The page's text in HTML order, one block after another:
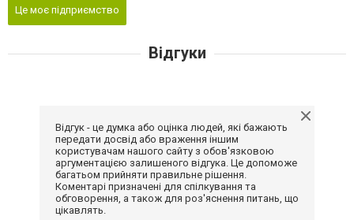
Це моє підприємство
Відгуки
Відгук - це думка або оцінка людей, які бажають
передати досвід або враження іншим
користувачам нашого сайту з обов'язковою
аргументацією залишеного відгука. Це допоможе
багатьом прийняти правильне рішення.
Коментарі призначені для спілкування та
обговорення, а також для роз'яснення питань, що
цікавлять.